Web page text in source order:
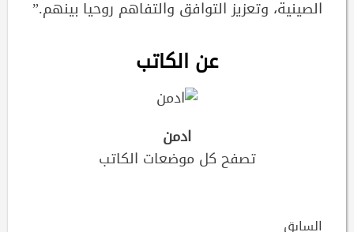
الصينية، وتعزيز التوافق والتفاهم روحيا بينهم.”
عن الكاتب
ادمن
تصفح كل موضعات الكاتب
السابق